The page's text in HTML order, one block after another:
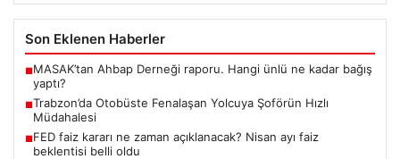
Son Eklenen Haberler
■MASAK’tan Ahbap Derneği raporu. Hangi ünlü ne kadar bağış
yaptı?
■Trabzon’da Otobüste Fenalaşan Yolcuya Şoförün Hızlı
Müdahalesi
■FED faiz kararı ne zaman açıklanacak? Nisan ayı faiz
beklentisi belli oldu